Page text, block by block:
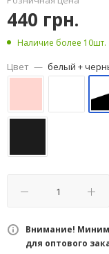
440 грн.
Наличие более 10шт.
Цвет — белый +
Внимание!
для оптового